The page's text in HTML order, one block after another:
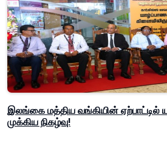
இலங்கை மத்திய வங்கியின் ஏற்பாட்டில்
முக்கிய நிகழ்வு!